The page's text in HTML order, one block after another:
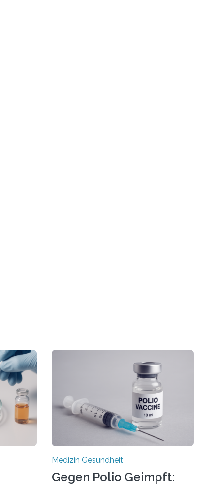
Medizin Gesundheit
Gegen Polio Geimpft: